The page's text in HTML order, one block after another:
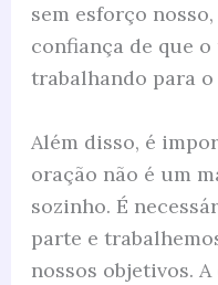
sem esforço
confiança de que
trabalhando para o
Além disso, é
oração não é um
sozinho. É
parte e
nossos objetivos.